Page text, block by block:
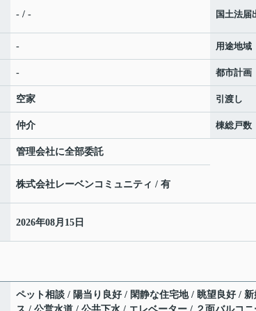
- / - 国土法届
- 用途地域
- 都市計画
空家 引渡し
仲介 棟総戸数
管理会社に全部委託
株式会社レーベンコミュニティ / 有
2026年08月15日
ペット相談 / 陽当り良好 / 閑静な住宅地 / 眺望良好 /